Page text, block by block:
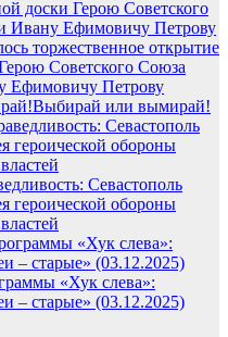
торжественное открытие
Советского Союза
Ефимовичу Петрову
Выбирай или вымирай!
Севастополь
героической обороны
«Хук слева»:
– старые» (03.12.2025)